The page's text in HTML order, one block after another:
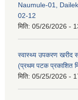
Naumule-01,
02-12
मिति: 05/26/2026 -
स्वास्थ्य उपकरण खरीद
(प्रथम पटक प्रकाशित
मिति: 05/25/2026 -